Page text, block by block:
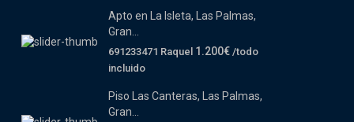
Apto en La Isleta, Las Palmas,
Gran...
691233471 Raquel 1.200€ /todo
incluido
Piso Las Canteras, Las Palmas,
Gran...